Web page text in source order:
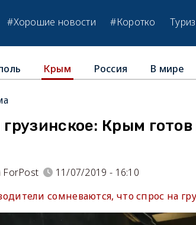
#Хорошие новости #Коротко
Крым Россия В мире
Крым
ForPost
11/07/2019 - 16:10
сомневаются, что спрос на